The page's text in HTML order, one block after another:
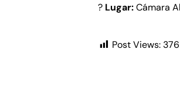
? Lugar:Cámara
Post Views: 376